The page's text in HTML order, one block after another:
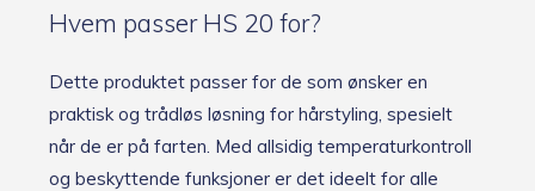
Hvem passer HS 20 for?
Dette produktet passer for de som ønsker en
praktisk og trådløs løsning for hårstyling, spesielt
når de er på farten. Med allsidig temperaturkontroll
og beskyttende funksjoner er det ideelt for alle